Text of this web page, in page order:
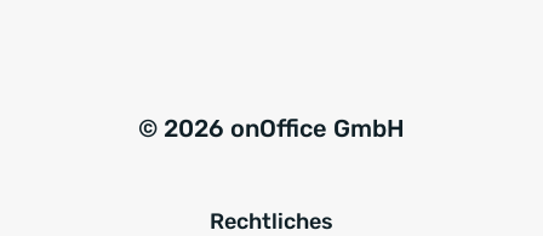
© 2026 onOffice GmbH
Rechtliches